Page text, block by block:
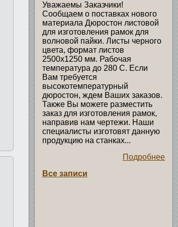
Уважаемы Заказчики!
Сообщаем о поставках нового
материала Дюростон листовой
для изготовления рамок для
волновой пайки. Листы черного
цвета, формат листов
2500х1250 мм. Рабочая
температура до 280 С. Если
Вам требуется
высокотемпературный
дюростон, ждем Ваших заказов.
Также Вы можете разместить
заказ для изготовления рамок,
направив нам чертежи. Наши
специалисты изготовят данную
продукцию на станках...
Подробнее
Все записи